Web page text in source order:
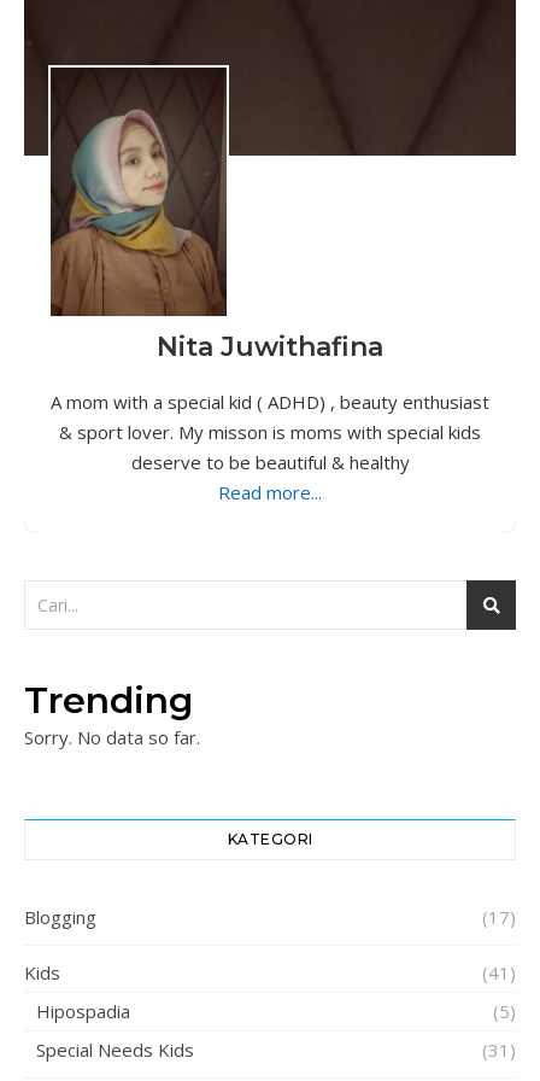
Nita Juwithafina
A mom with a special kid ( ADHD) , beauty enthusiast
& sport lover. My misson is moms with special kids
deserve to be beautiful & healthy
Read more...
Trending
Sorry. No data so far.
KATEGORI
Blogging (17)
Kids
(41)
Hipospadia
(5)
Special Needs Kids
(31)